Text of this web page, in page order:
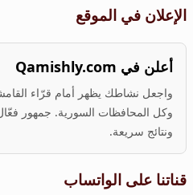
الإعلان في الموقع
أعلن في Qamishly.com
واجعل نشاطك يظهر أمام قرّاء
وكل المحافظات السورية. جمهور
ونتائج سريعة.
قناتنا على الواتساب